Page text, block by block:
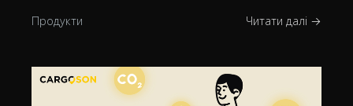
Продукти Читати далі →